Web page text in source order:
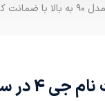
سال 1405